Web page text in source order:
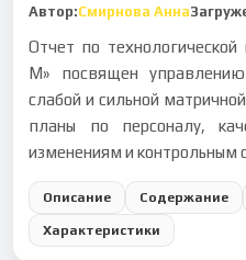
Автор:Смирнова Анна
Отчет по
М» посвящен
слабой и сильной
планы по персоналу,
изменениям и контрольным
Описание Содержание
Характеристики